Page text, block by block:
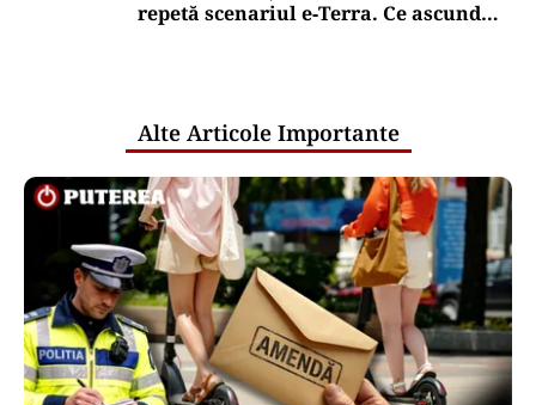
repetă scenariul e‑Terra. Ce ascund
Alte Articole Importante